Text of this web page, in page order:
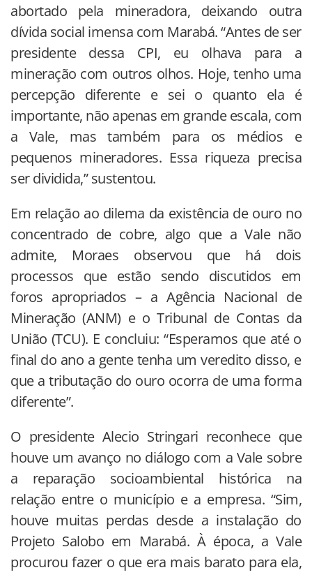
abortado pela mineradora, deixando outra
dívida social imensa com Marabá. “Antes de ser
presidente dessa CPI, eu olhava para a
mineração com outros olhos. Hoje, tenho uma
percepção diferente e sei o quanto ela é
importante, não apenas em grande escala, com
a Vale, mas também para os médios e
pequenos mineradores. Essa riqueza precisa
ser dividida,” sustentou.
Em relação ao dilema da existência de ouro no
concentrado de cobre, algo que a Vale não
admite, Moraes observou que há dois
processos que estão sendo discutidos em
foros apropriados – a Agência Nacional de
Mineração (ANM) e o Tribunal de Contas da
União (TCU). E concluiu: “Esperamos que até o
final do ano a gente tenha um veredito disso, e
que a tributação do ouro ocorra de uma forma
diferente”.
O presidente Alecio Stringari reconhece que
houve um avanço no diálogo com a Vale sobre
a reparação socioambiental histórica na
relação entre o município e a empresa. “Sim,
houve muitas perdas desde a instalação do
Projeto Salobo em Marabá. À época, a Vale
procurou fazer o que era mais barato para ela,